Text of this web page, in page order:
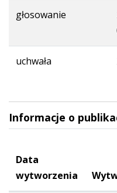
głosowanie
uchwała
Informacje o
Data
wytworzenia